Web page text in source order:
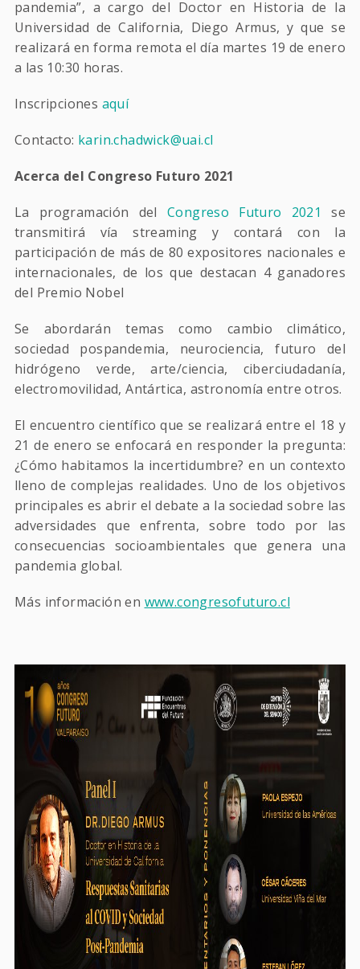
pandemia”, a cargo del Doctor en Historia de la
Universidad de California, Diego Armus, y que se
realizará en forma remota el día martes 19 de enero
a las 10:30 horas.
Inscripciones aquí
Contacto: karin.chadwick@uai.cl
Acerca del Congreso Futuro 2021
La programación del Congreso Futuro 2021
se
transmitirá vía streaming y contará con la
participación de más de 80 expositores nacionales e
internacionales, de los que destacan 4 ganadores
del Premio Nobel
Se abordarán temas como cambio climático,
sociedad pospandemia, neurociencia, futuro del
hidrógeno verde, arte/ciencia, ciberciudadanía,
electromovilidad, Antártica, astronomía entre otros.
El encuentro científico que se realizará entre el 18 y
21 de enero se enfocará en responder la pregunta:
¿Cómo habitamos la incertidumbre? en un contexto
lleno de complejas realidades. Uno de los objetivos
principales es abrir el debate a la sociedad sobre las
adversidades que enfrenta, sobre todo por las
consecuencias socioambientales que genera una
pandemia global.
Más información en www.congresofuturo.cl